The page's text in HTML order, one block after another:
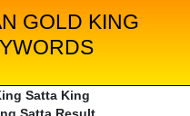
GOLD KING
Satta King